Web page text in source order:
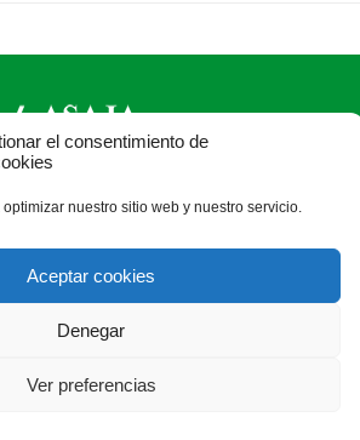
el consentimiento de
nuestro sitio web y nuestro servicio.
Aceptar cookies
Denegar
Ver preferencias
- Jóvenes Agricultores
190 720 ·
asaja@asajasalamanca.com
Condiciones de privacidad